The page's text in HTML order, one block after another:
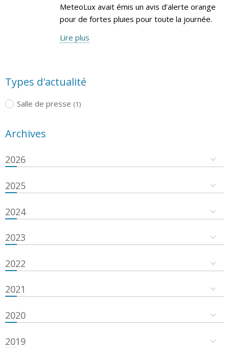
MeteoLux avait émis un avis d’alerte orange
pour de fortes pluies pour toute la journée.
Lire plus
Types d'actualité
Salle de presse (1)
Archives
2026
2025
2024
2023
2022
2021
2020
2019